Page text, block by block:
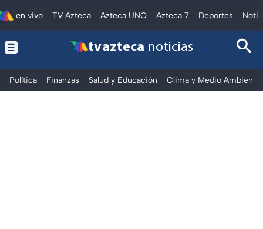
en vivo TV Azteca Azteca UNO Azteca 7 Deportes
tv azteca noticias
Política Finanzas Salud y Educación Clima y Medio Ambiente